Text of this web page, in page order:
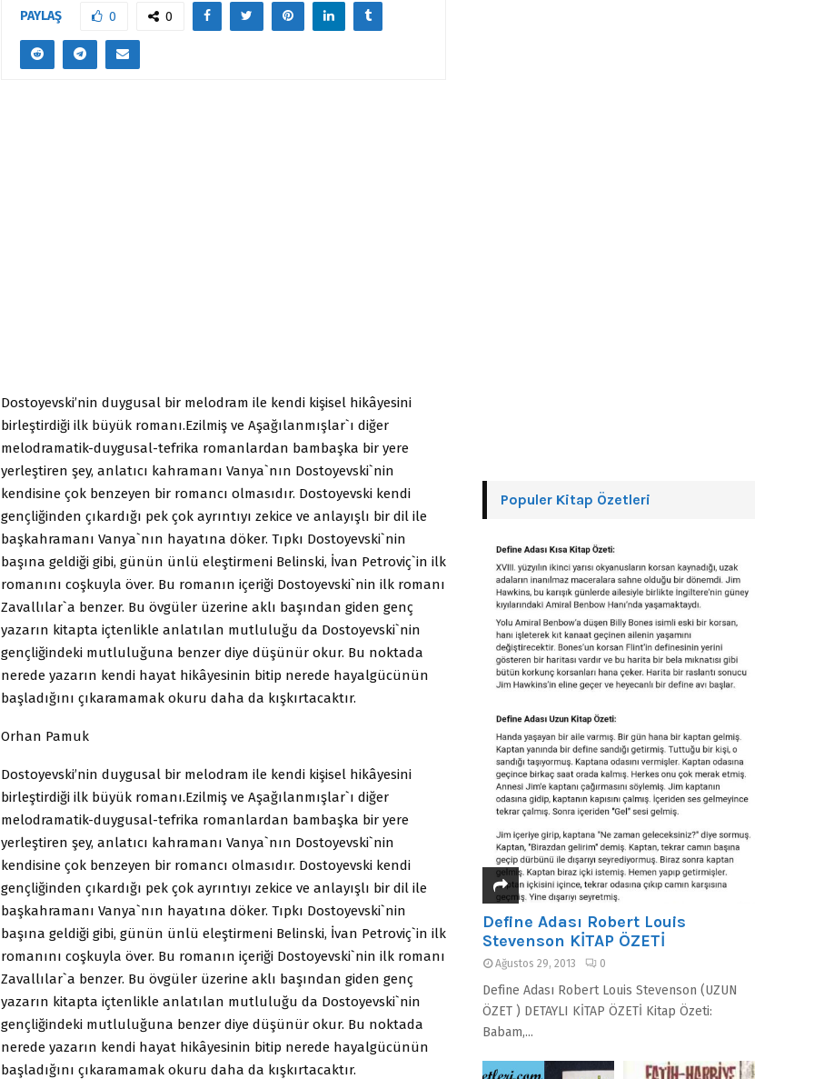
PAYLAŞ 0 0
Dostoyevski’nin duygusal bir melodram ile kendi kişisel hikâyesini
birleştirdiği ilk büyük romanı.Ezilmiş ve Aşağılanmışlar`ı diğer
melodramatik-duygusal-tefrika romanlardan bambaşka bir yere
yerleştiren şey, anlatıcı kahramanı Vanya`nın Dostoyevski`nin
kendisine çok benzeyen bir romancı olmasıdır. Dostoyevski kendi
gençliğinden çıkardığı pek çok ayrıntıyı zekice ve anlayışlı bir dil ile
başkahramanı Vanya`nın hayatına döker. Tıpkı Dostoyevski`nin
başına geldiği gibi, günün ünlü eleştirmeni Belinski, İvan Petroviç`in ilk
romanını coşkuyla över. Bu romanın içeriği Dostoyevski`nin ilk romanı
Zavallılar`a benzer. Bu övgüler üzerine aklı başından giden genç
yazarın kitapta içtenlikle anlatılan mutluluğu da Dostoyevski`nin
gençliğindeki mutluluğuna benzer diye düşünür okur. Bu noktada
nerede yazarın kendi hayat hikâyesinin bitip nerede hayalgücünün
başladığını çıkaramamak okuru daha da kışkırtacaktır.
Orhan Pamuk
Dostoyevski’nin duygusal bir melodram ile kendi kişisel hikâyesini
birleştirdiği ilk büyük romanı.Ezilmiş ve Aşağılanmışlar`ı diğer
melodramatik-duygusal-tefrika romanlardan bambaşka bir yere
yerleştiren şey, anlatıcı kahramanı Vanya`nın Dostoyevski`nin
kendisine çok benzeyen bir romancı olmasıdır. Dostoyevski kendi
gençliğinden çıkardığı pek çok ayrıntıyı zekice ve anlayışlı bir dil ile
başkahramanı Vanya`nın hayatına döker. Tıpkı Dostoyevski`nin
başına geldiği gibi, günün ünlü eleştirmeni Belinski, İvan Petroviç`in ilk
romanını coşkuyla över. Bu romanın içeriği Dostoyevski`nin ilk romanı
Zavallılar`a benzer. Bu övgüler üzerine aklı başından giden genç
yazarın kitapta içtenlikle anlatılan mutluluğu da Dostoyevski`nin
gençliğindeki mutluluğuna benzer diye düşünür okur. Bu noktada
nerede yazarın kendi hayat hikâyesinin bitip nerede hayalgücünün
başladığını çıkaramamak okuru daha da kışkırtacaktır.
Populer Kitap Özetleri
Define Adası Robert Louis
Stevenson KİTAP ÖZETİ
Ağustos 29, 2013 0
Define Adası Robert Louis Stevenson (UZUN
ÖZET ) DETAYLI KİTAP ÖZETİ Kitap Özeti:
Babam,...